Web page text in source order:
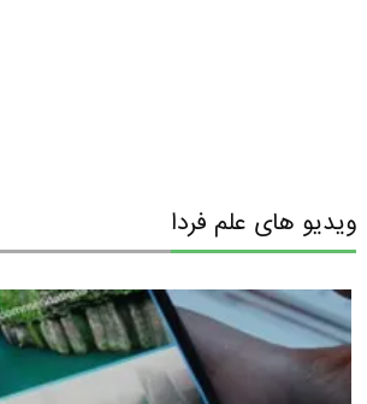
ویدیو های علم فردا